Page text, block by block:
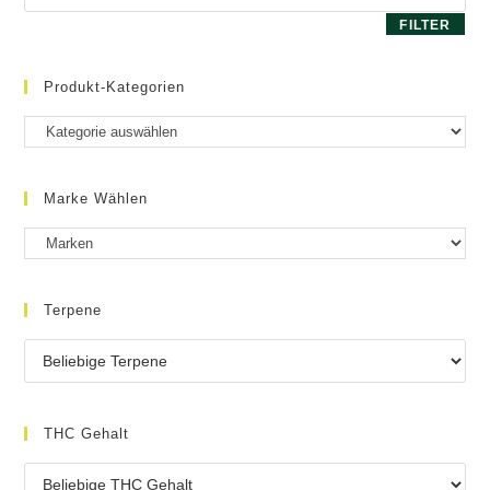
FILTER
Produkt-Kategorien
Marke Wählen
Terpene
THC Gehalt